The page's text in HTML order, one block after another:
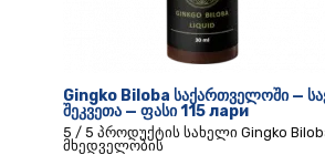
Gingko Biloba საქართველოში —
შეკვეთა — ფასი 115 лари
5 / 5 პროდუქტის სახელი Gingko
მხედველობის